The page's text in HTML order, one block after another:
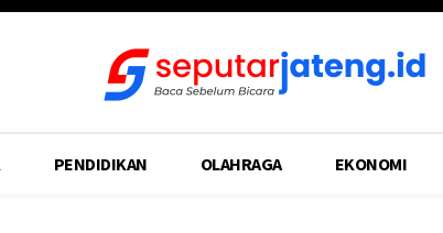
PENDIDIKAN OLAHRAGA EKONOMI